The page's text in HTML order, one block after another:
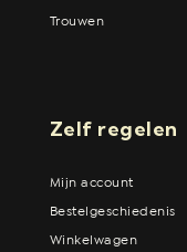
Trouwen
Zelf regelen
Mijn account
Bestelgeschiedenis
Winkelwagen